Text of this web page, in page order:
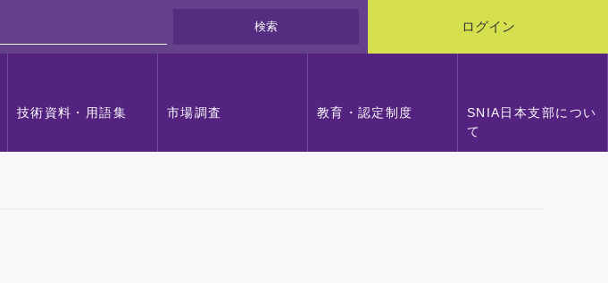
検索 ログイン
技術資料・用語集 市場調査 教育・認定制度
SNIA日本支部につい
て